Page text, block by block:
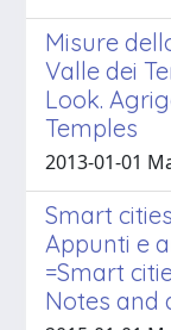
Misure
Valle dei
Look.
Temples
2013-01-01
Smart
Appunti e
=Smart
Notes and